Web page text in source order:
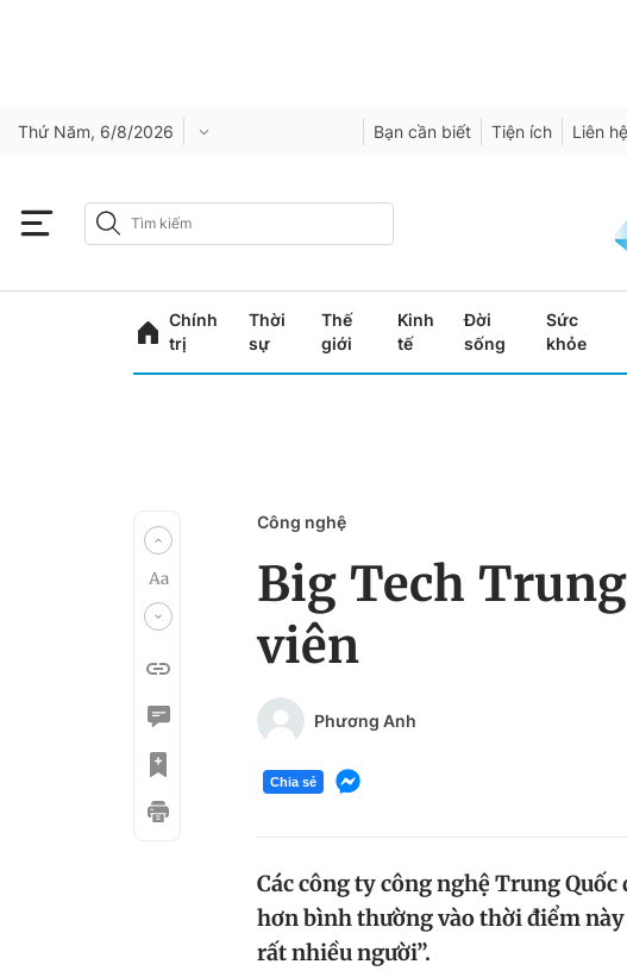
Thứ Năm, 6/8/2026 Bạn cần biết Tiện ích Liên hệ
Chính
trị
Thời
sự
Thế
giới
Kinh
tế
Đời
sống
Sức
khỏe
Công nghệ
Big Tech
viên
Phương Anh
Chia sẻ
Các công ty công nghệ Trung
hơn bình thường vào thời điểm
rất nhiều người”.